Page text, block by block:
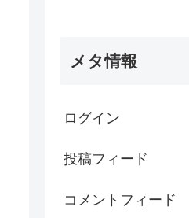
メタ情報
ログイン
投稿フィード
コメントフィード